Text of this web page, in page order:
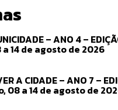
– ANO 4 –
14 de agosto de 2026
A CIDADE – ANO 7 –
08 a 14 de agosto de